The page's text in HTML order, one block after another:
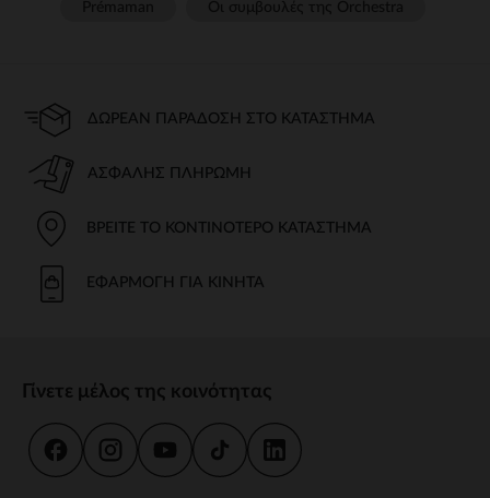
ΔΩΡΕΆΝ ΠΑΡΆΔΟΣΗ ΣΤΟ ΚΑΤΆΣΤΗΜΑ
ΑΣΦΑΛΉΣ ΠΛΗΡΩΜΉ
ΒΡΕΊΤΕ ΤΟ ΚΟΝΤΙΝΌΤΕΡΟ ΚΑΤΆΣΤΗΜΑ
ΕΦΑΡΜΟΓΉ ΓΙΑ ΚΙΝΗΤΆ
Γίνετε μέλος της κοινότητας